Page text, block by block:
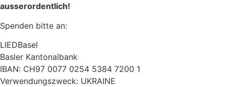
ausserordentlich!
Spenden bit­te an:
LIEDBasel
Basler Kantonalbank
IBAN: CH97 0077 0254 5384 7200 1
Verwendungszweck: UKRAINE